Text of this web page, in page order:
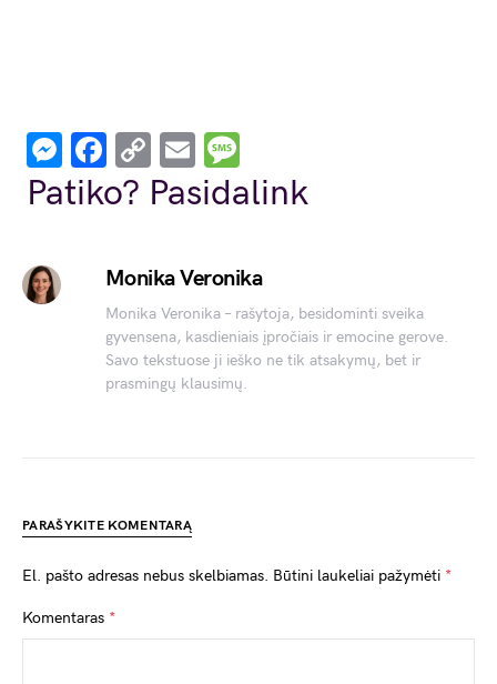
Messenger
Facebook
Copy
Link
Email
Patiko? Pasidalink
Monika Veronika
Monika Veronika – rašytoja, besidominti sveika
gyvensena, kasdieniais įpročiais ir emocine gerove.
Savo tekstuose ji ieško ne tik atsakymų, bet ir
prasmingų klausimų.
PARAŠYKITE KOMENTARĄ
El. pašto adresas nebus skelbiamas. Būtini laukeliai pažymėti *
Komentaras *